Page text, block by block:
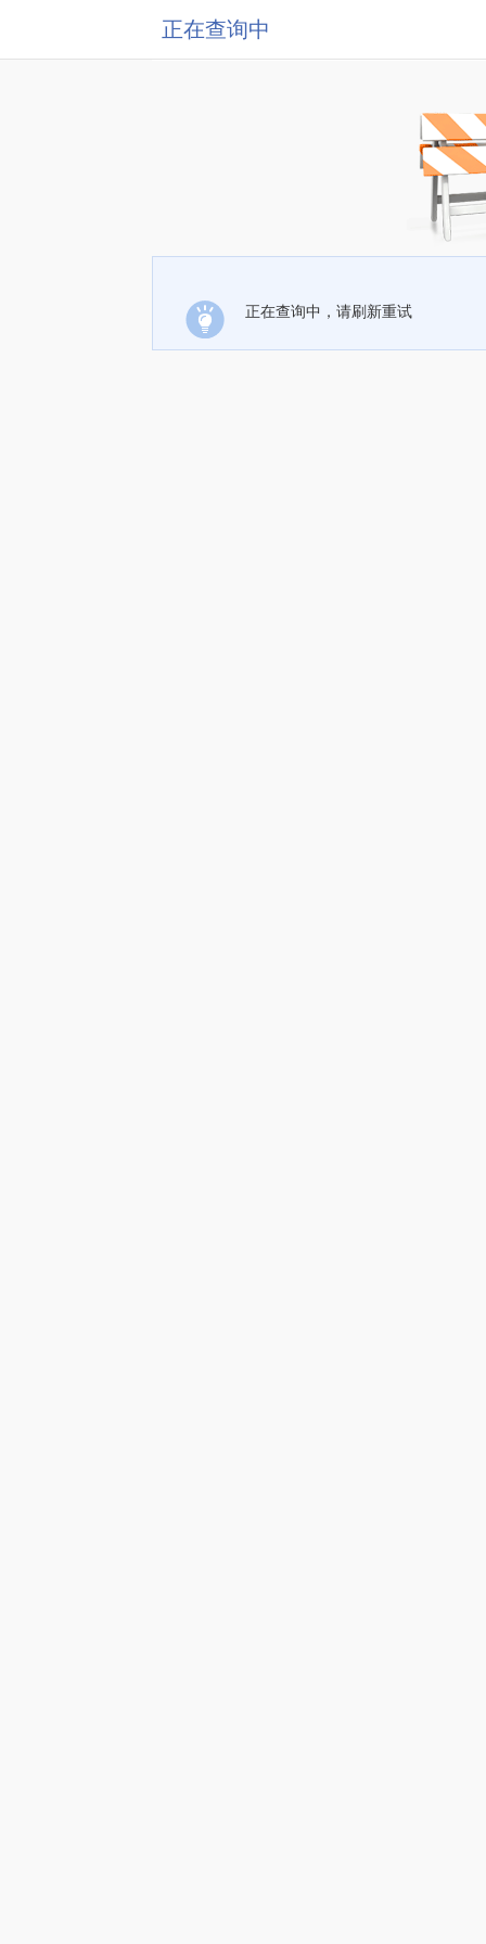
正在查询中
正在查询中，请刷新重试